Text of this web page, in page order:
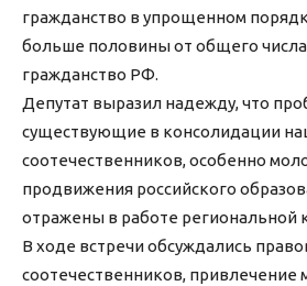
гражданство в упрощенном
больше половины от общего
гражданство РФ.
Депутат выразил надежду, что
существующие в консолидации
соотечественников, особенно
продвижения российского
отражены в работе региональной
В ходе встречи обсуждались
соотечественников, привлечение